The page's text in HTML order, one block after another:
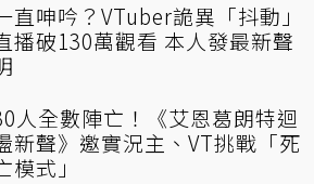
直呻吟？VTuber詭異「抖動」
播破130萬觀看 本人發最新聲
人全數陣亡！《艾恩葛朗特迴
新聲》邀實況主、VT挑戰「死
模式」